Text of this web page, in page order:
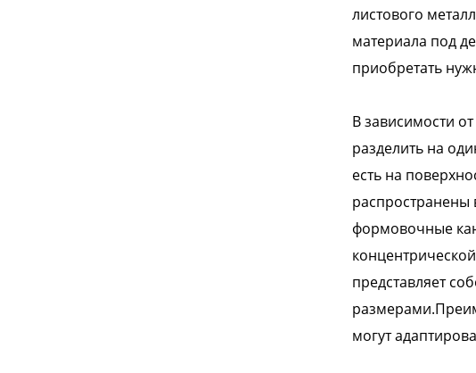
листового
материала под
приобретать
В зависимости
разделить на
есть на
распространены
формовочные
представляет
могут